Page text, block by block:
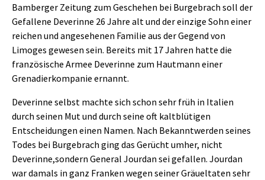
Bamberger Zeitung zum Geschehen bei Burgebrach soll der
Gefallene Deverinne 26 Jahre alt und der einzige Sohn einer
reichen und angesehenen Familie aus der Gegend von
Limoges gewesen sein. Bereits mit 17 Jahren hatte die
französische Armee Deverinne zum Hautmann einer
Grenadierkompanie ernannt.
Deverinne selbst machte sich schon sehr früh in Italien
durch seinen Mut und durch seine oft kaltblütigen
Entscheidungen einen Namen. Nach Bekanntwerden seines
Todes bei Burgebrach ging das Gerücht umher, nicht
Deverinne,sondern General Jourdan sei gefallen. Jourdan
war damals in ganz Franken wegen seiner Gräueltaten sehr